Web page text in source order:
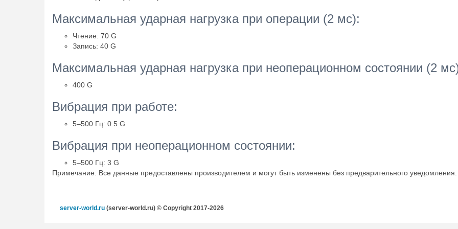
Максимальная ударная нагрузка при операции (2 мс):
Чтение: 70 G
Запись: 40 G
Максимальная ударная нагрузка при неоперационном состоянии (2
400 G
Вибрация при работе:
5–500 Гц: 0.5 G
Вибрация при неоперационном состоянии:
5–500 Гц: 3 G
Примечание: Все данные предоставлены производителем и могут быть изменены без предварительного уведомления.
server-world.ru (server-world.ru) © Copyright 2017-2026